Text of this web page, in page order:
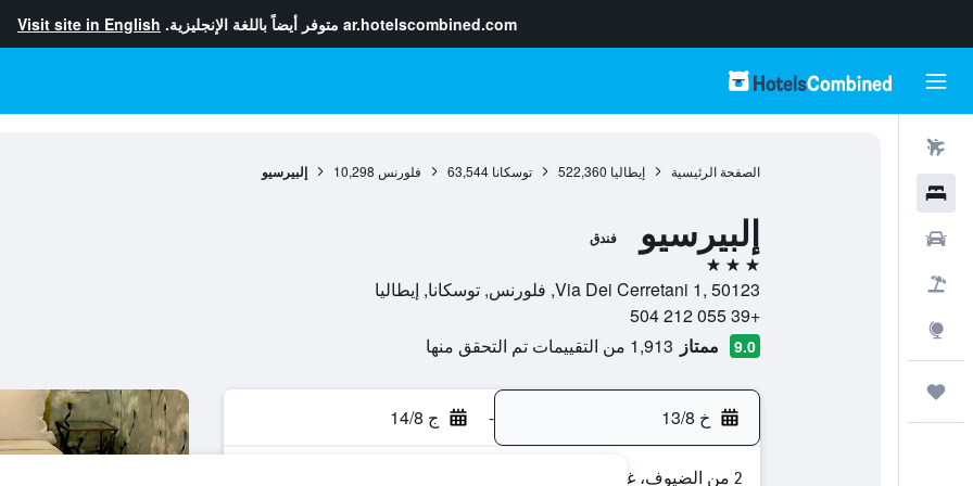
ar.hotelscombined.com متوفر أيضاً باللغة الإنجليزية. Visit site in English
الصفحة الرئيسية إيطاليا 522,360 توسكانا 63,544 فلورنس 10,298 إلبيرسيو
إلبيرسيو فندق
3 نجوم
Via Dei Cerretani 1, 50123, فلورنس, توسكانا, إيطاليا
+39 055 212 504
9.0 ممتاز 1,913 من التقييمات تم التحقق منها
خ 13/8 - ج 14/8
2 من الضيوف، غرفة واحدة